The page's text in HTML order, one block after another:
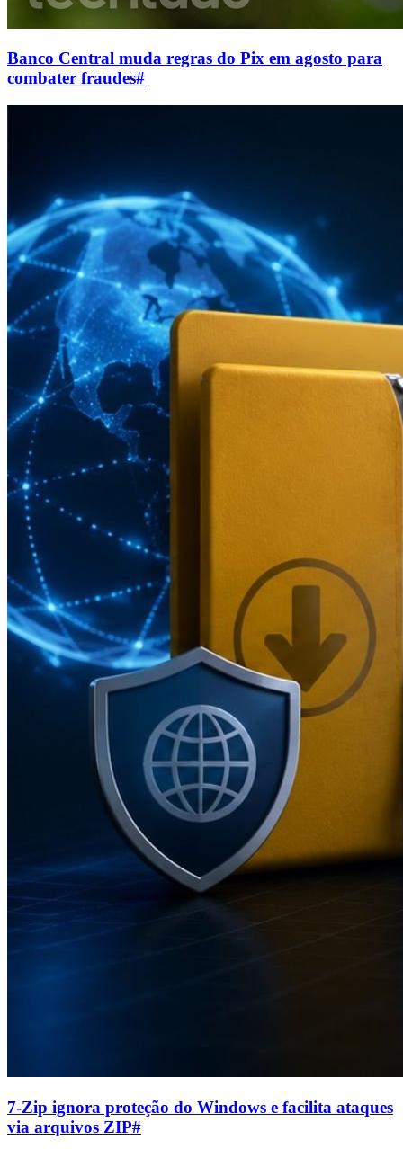
Banco Central muda regras do Pix em agosto para
combater fraudes#
7-Zip ignora proteção do Windows e facilita ataques
via arquivos ZIP#